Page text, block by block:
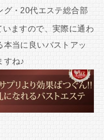
グ・20代エステ総合部
いますので、実際に通わ
当に良いバストアッ
すね♪